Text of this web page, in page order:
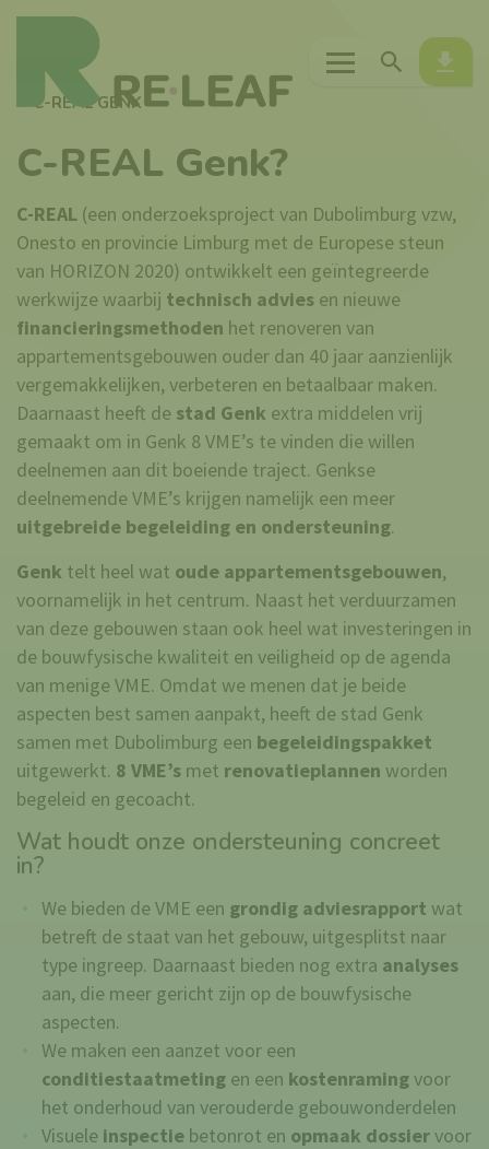
MenuZoeken
C-REAL GENK
C-REAL Genk?
C-REAL (een onderzoeksproject van Dubolimburg vzw,
Onesto en provincie Limburg met de Europese steun
van HORIZON 2020) ontwikkelt een geïntegreerde
werkwijze waarbij technisch advies en nieuwe
financieringsmethoden het renoveren van
appartementsgebouwen ouder dan 40 jaar aanzienlijk
vergemakkelijken, verbeteren en betaalbaar maken.
Daarnaast heeft de stad Genk extra middelen vrij
gemaakt om in Genk 8 VME’s te vinden die willen
deelnemen aan dit boeiende traject. Genkse
deelnemende VME’s krijgen namelijk een meer
uitgebreide begeleiding en ondersteuning.
Genk telt heel wat oude appartementsgebouwen,
voornamelijk in het centrum. Naast het verduurzamen
van deze gebouwen staan ook heel wat investeringen in
de bouwfysische kwaliteit en veiligheid op de agenda
van menige VME. Omdat we menen dat je beide
aspecten best samen aanpakt, heeft de stad Genk
samen met Dubolimburg een begeleidingspakket
uitgewerkt. 8 VME’s met renovatieplannen worden
begeleid en gecoacht.
Wat houdt onze ondersteuning concreet
in?
We bieden de VME een grondig adviesrapport wat
betreft de staat van het gebouw, uitgesplitst naar
type ingreep. Daarnaast bieden nog extra analyses
aan, die meer gericht zijn op de bouwfysische
aspecten.
We maken een aanzet voor een
conditiestaatmetingen een kostenramingvoor
het onderhoud van verouderde gebouwonderdelen
Visuele inspectiebetonrot en opmaak dossiervoor